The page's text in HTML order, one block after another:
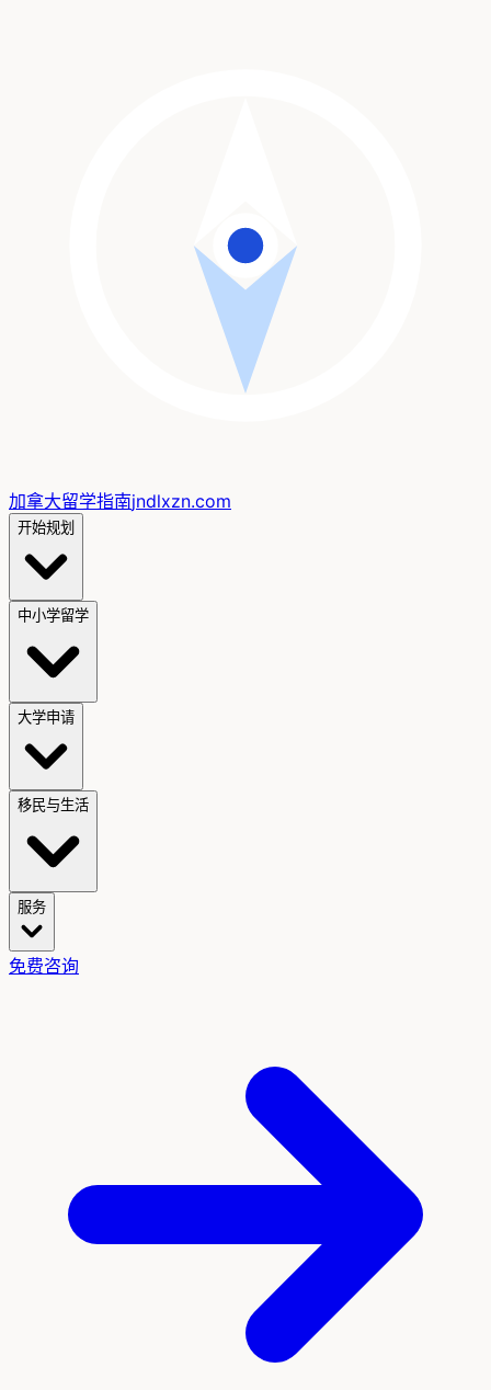
加拿大留学指南jndlxzn.com
开始规划
中小学留学
大学申请
移民与生活
服务
免费咨询